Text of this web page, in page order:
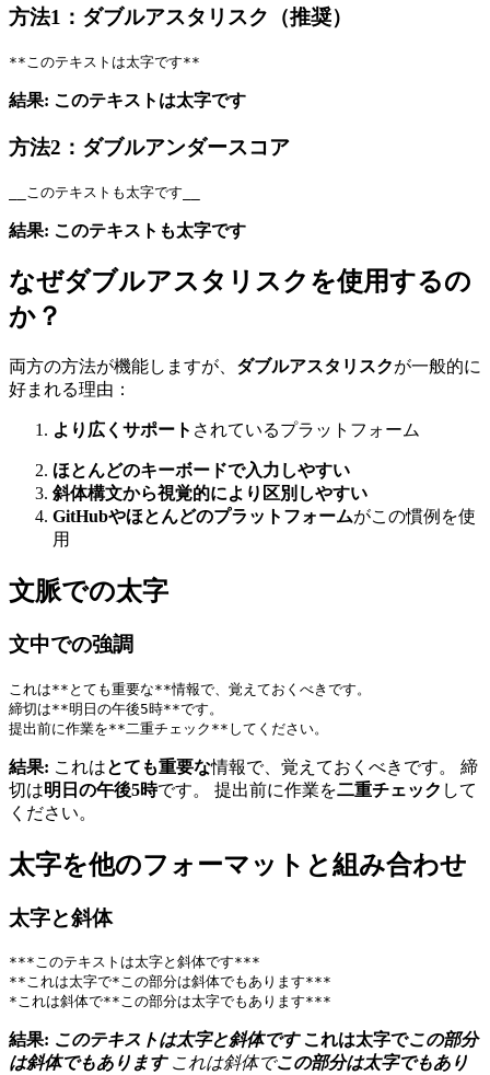
方法1：ダブルアスタリスク（推奨）
**このテキストは太字です**
結果: このテキストは太字です
方法2：ダブルアンダースコア
__このテキストも太字です__
結果: このテキストも太字です
なぜダブルアスタリスクを使用するの
か？
両方の方法が機能しますが、 ダブルアスタリスクが一般的に
好まれる理由：
より広くサポート されているプラットフォーム
ほとんどのキーボードで入力しやすい
斜体構文から視覚的により区別しやすい
GitHubやほとんどのプラットフォームがこの慣例を使
用
文脈での太字
文中での強調
これは**とても重要な**情報で、覚えておくべきです。
締切は**明日の午後5時**です。
提出前に作業を**二重チェック**してください。
結果: これはとても重要な情報で、覚えておくべきです。 締
切は明日の午後5時です。 提出前に作業を二重チェック して
ください。
太字を他のフォーマットと組み合わせ
太字と斜体
***このテキストは太字と斜体です***
**これは太字で*この部分は斜体でもあります***
*これは斜体で**この部分は太字でもあります***
結果: このテキストは太字と斜体です これは太字でこの部分
は斜体でもあります これは斜体でこの部分は太字でもあり